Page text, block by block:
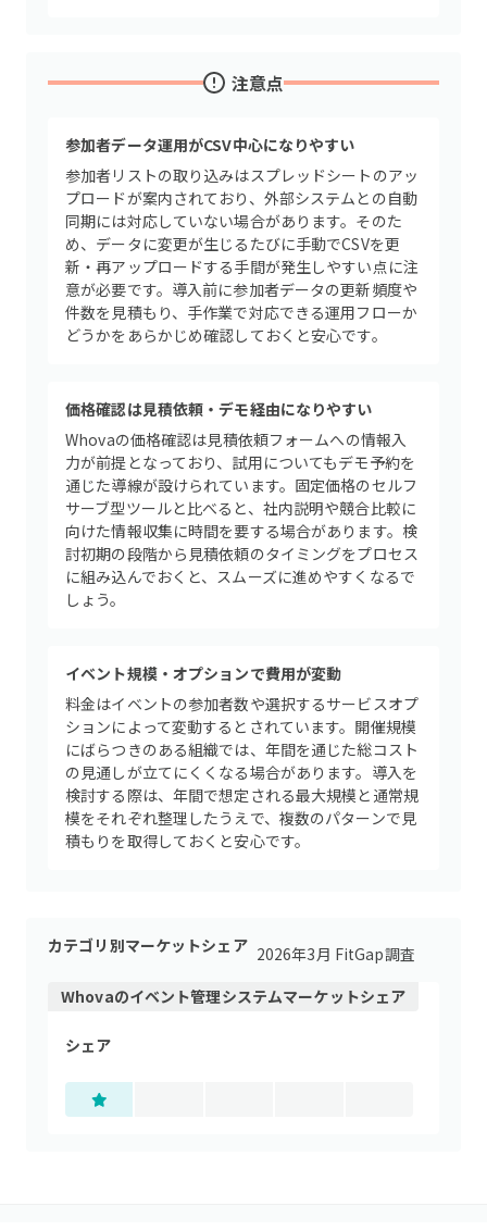
注意点
参加者データ運用がCSV中心になりやすい
参加者リストの取り込みはスプレッドシートのアッ
プロードが案内されており、外部システムとの自動
同期には対応していない場合があります。そのた
め、データに変更が生じるたびに手動でCSVを更
新・再アップロードする手間が発生しやすい点に注
意が必要です。導入前に参加者データの更新頻度や
件数を見積もり、手作業で対応できる運用フローか
どうかをあらかじめ確認しておくと安心です。
価格確認は見積依頼・デモ経由になりやすい
Whovaの価格確認は見積依頼フォームへの情報入
力が前提となっており、試用についてもデモ予約を
通じた導線が設けられています。固定価格のセルフ
サーブ型ツールと比べると、社内説明や競合比較に
向けた情報収集に時間を要する場合があります。検
討初期の段階から見積依頼のタイミングをプロセス
に組み込んでおくと、スムーズに進めやすくなるで
しょう。
イベント規模・オプションで費用が変動
料金はイベントの参加者数や選択するサービスオプ
ションによって変動するとされています。開催規模
にばらつきのある組織では、年間を通じた総コスト
の見通しが立てにくくなる場合があります。導入を
検討する際は、年間で想定される最大規模と通常規
模をそれぞれ整理したうえで、複数のパターンで見
積もりを取得しておくと安心です。
カテゴリ別マーケットシェア 2026年3月 FitGap調査
Whovaのイベント管理システムマーケットシェア
シェア